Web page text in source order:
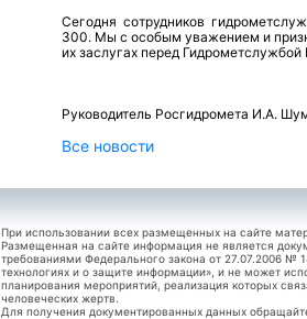
Сегодня сотрудников
300. Мы с особым уважением и
их заслугах перед
Руководитель Росгидромета И.А.
Все новости
При использовании всех размещенных на сайте
Размещенная на сайте информация не является
требованиями Федерального закона от 27.07.2006
технологиях и о защите информации», и не может
планирования мероприятий, реализация которых
человеческих жертв.
Для получения документированных данных